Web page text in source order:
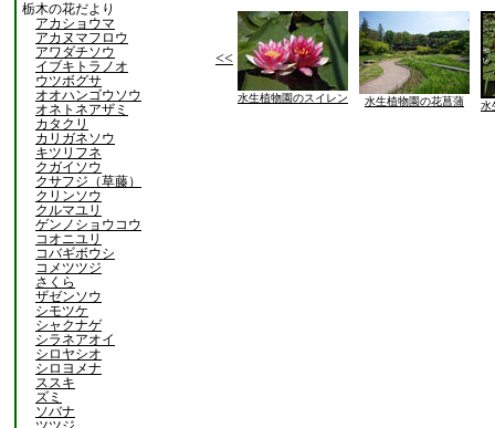
栃木の花だより
アカショウマ
アカヌマフロウ
アワダチソウ
イブキトラノオ
ウツボグサ
オオハンゴウソウ
オネトネアザミ
カタクリ
カリガネソウ
キツリフネ
クガイソウ
クサフジ（草藤）
クリンソウ
クルマユリ
ゲンノショウコウ
コオニユリ
コバギボウシ
コメツツジ
さくら
ザゼンソウ
シモツケ
シャクナゲ
シラネアオイ
シロヤシオ
シロヨメナ
ススキ
ズミ
ソバナ
<<
水生植物園のスイレン 水生植物園の花菖蒲 水